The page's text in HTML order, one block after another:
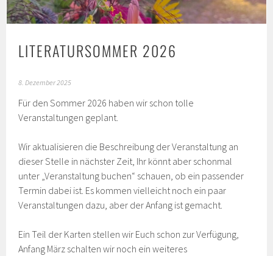
LITERATURSOMMER 2026
8. Dezember 2025
Für den Sommer 2026 haben wir schon tolle
Veranstaltungen geplant.
Wir aktualisieren die Beschreibung der Veranstaltung an
dieser Stelle in nächster Zeit, Ihr könnt aber schonmal
unter „Veranstaltung buchen“ schauen, ob ein passender
Termin dabei ist. Es kommen vielleicht noch ein paar
Veranstaltungen dazu, aber der Anfang ist gemacht.
Ein Teil der Karten stellen wir Euch schon zur Verfügung,
Anfang März schalten wir noch ein weiteres